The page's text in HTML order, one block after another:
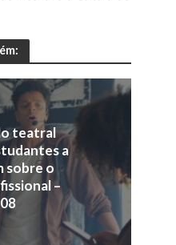
teatral
a
sobre o
–